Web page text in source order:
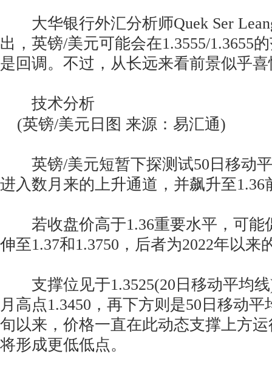
大华银行外汇分析师Quek Ser
出，英镑/美元可能会在1.3555/1.3655
是回调。不过，从长远来看前景似乎
技术分析
(英镑/美元日图 来源：易汇通)
英镑/美元短暂下探测试50日移动平
进入数月来的上升通道，并飙升至1.36
若收盘价高于1.36重要水平，可能
伸至1.37和1.3750，后者为2022年以来
支撑位见于1.3525(20日移动平均线
月高点1.3450，再下方则是50日移动平
旬以来，价格一直在此动态支撑上方
将形成更低低点。